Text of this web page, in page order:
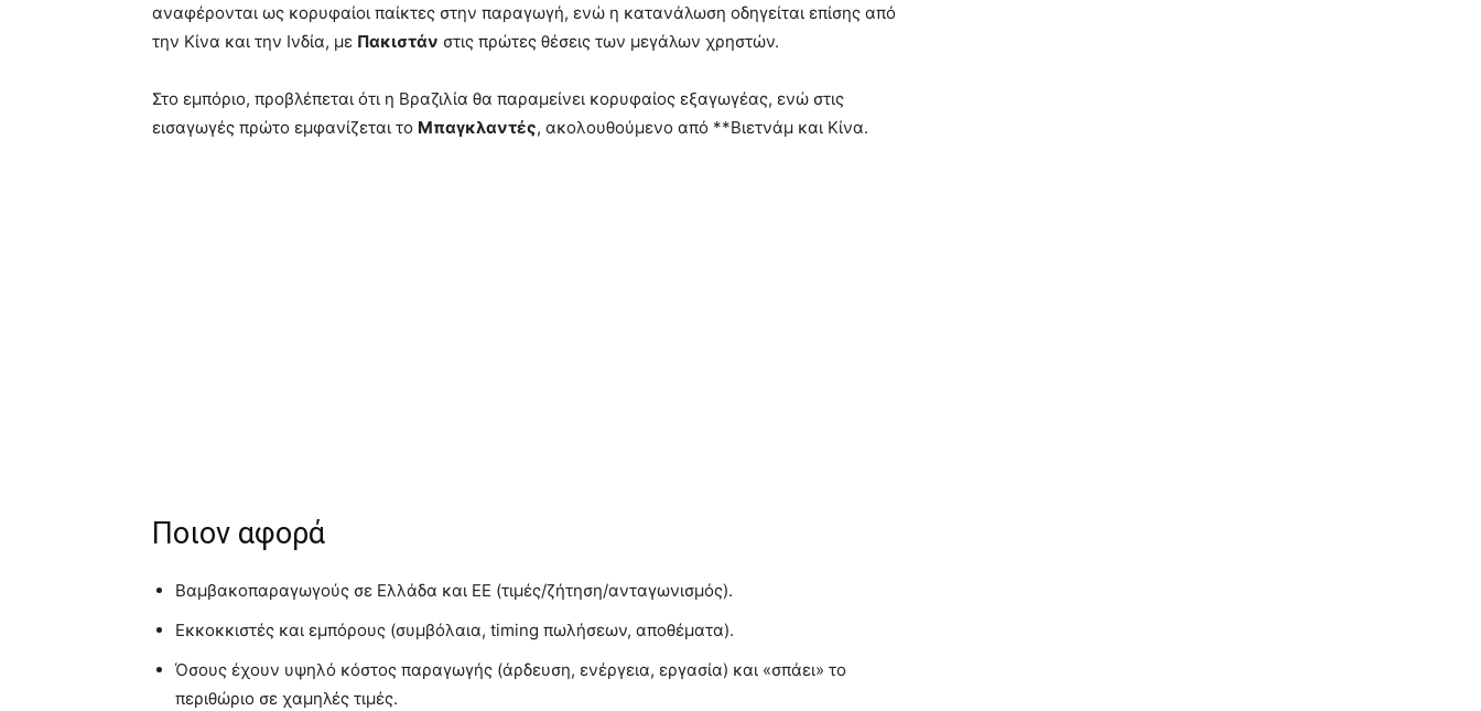
αναφέρονται ως κορυφαίοι παίκτες στην παραγωγή, ενώ η κατανάλωση οδηγείται επίσης από
την Κίνα και την Ινδία, με Πακιστάν στις πρώτες θέσεις των μεγάλων χρηστών.
Στο εμπόριο, προβλέπεται ότι η Βραζιλία θα παραμείνει κορυφαίος εξαγωγέας, ενώ στις
εισαγωγές πρώτο εμφανίζεται το Μπαγκλαντές, ακολουθούμενο από **Βιετνάμ και Κίνα.
Ποιον αφορά
Βαμβακοπαραγωγούς σε Ελλάδα και ΕΕ (τιμές/ζήτηση/ανταγωνισμός).
Εκκοκκιστές και εμπόρους (συμβόλαια, timing πωλήσεων, αποθέματα).
Όσους έχουν υψηλό κόστος παραγωγής (άρδευση, ενέργεια, εργασία) και «σπάει» το
περιθώριο σε χαμηλές τιμές.